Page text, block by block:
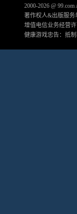
2000-2026 @ 99.com
著作权人&出版服务
增值电信业务经营许
健康游戏忠告：抵